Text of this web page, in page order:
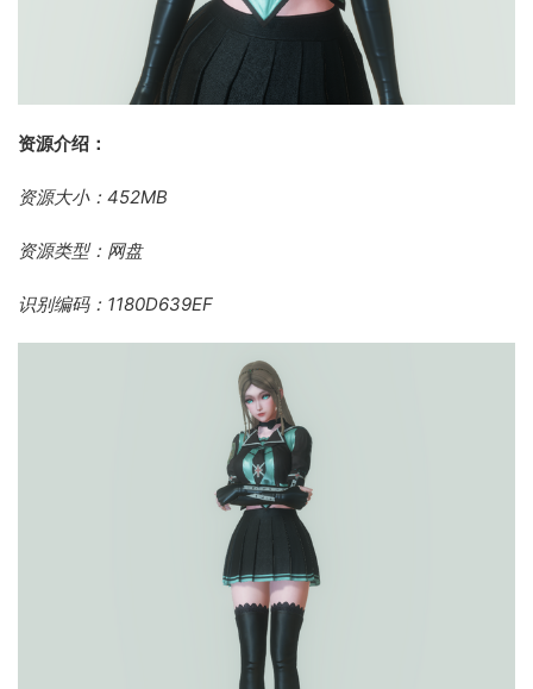
资源介绍：
资源大小：452MB
资源类型：网盘
识别编码：1180D639EF